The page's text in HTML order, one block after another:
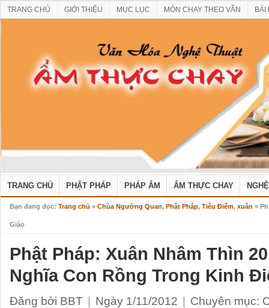
TRANG CHỦ GIỚI THIỆU MỤC LỤC MÓN CHAY THEO VẦN BÀI
TRANG CHỦ PHẬT PHÁP PHÁP ÂM ẨM THỰC CHAY
Bạn đang đọc: Trang chủ » Chùa Ngưỡng Quan, Phật Pháp, Tiêu Điểm, xuân »
Giáo
Phật Pháp: Xuân Nhâm Thìn
Nghĩa Con Rồng Trong Kinh
Đăng bởi BBT Ngày 1/11/2012 Chuyên mục: